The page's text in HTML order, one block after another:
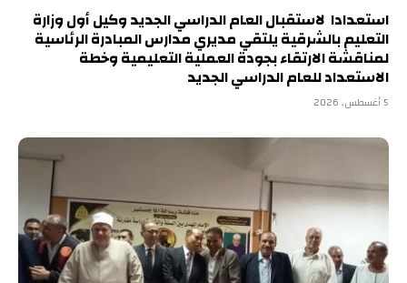
استعدادا لاستقبال العام الدراسي الجديد وكيل أول وزارة
التعليم بالشرقية يلتقي مديري مدارس المبادرة الرئاسية
لمناقشة الارتقاء بجودة العملية التعليمية وخطة
الاستعداد للعام الدراسي الجديد
5 أغسطس، 2026